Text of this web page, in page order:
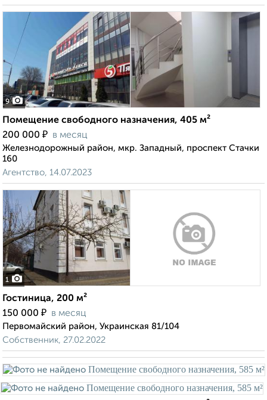
9
Помещение свободного назначения, 405 м²
200 000 ₽ в месяц
Железнодорожный район, мкр. Западный, проспект Стачки
160
Агентство, 14.07.2023
1
Гостиница, 200 м²
150 000 ₽ в месяц
Первомайский район, Украинская 81/104
Собственник, 27.02.2022